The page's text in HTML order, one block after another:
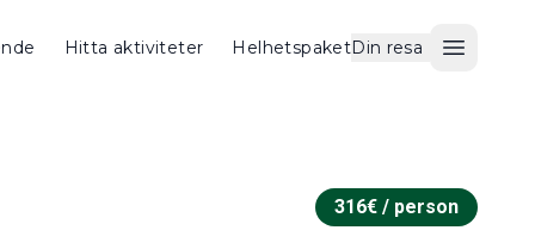
Hitta aktiviteter HelhetspaketDin resa
Öppna
316€ / person